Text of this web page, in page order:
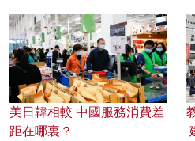
美日韓相較 中國服務消費差
距在哪裏？